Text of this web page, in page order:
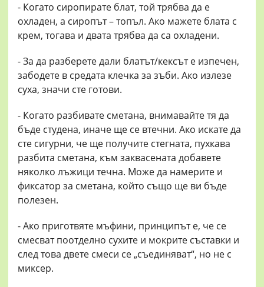
- Когато сиропирате блат, той трябва да е
охладен, а сиропът – топъл. Ако мажете блата с
крем, тогава и двата трябва да са охладени.
- За да разберете дали блатът/кексът е изпечен,
забодете в средата клечка за зъби. Ако излезе
суха, значи сте готови.
- Когато разбивате сметана, внимавайте тя да
бъде студена, иначе ще се втечни. Ако искате да
сте сигурни, че ще получите стегната, пухкава
разбита сметана, към заквасената добавете
няколко лъжици течна. Може да намерите и
фиксатор за сметана, който също ще ви бъде
полезен.
- Ако приготвяте мъфини, принципът е, че се
смесват поотделно сухите и мокрите съставки и
след това двете смеси се „съединяват“, но не с
миксер.